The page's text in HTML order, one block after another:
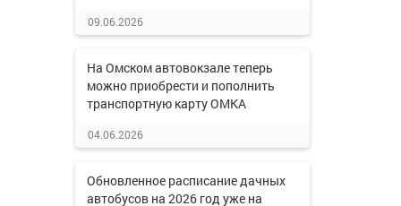
09.06.2026
На Омском автовокзале теперь
можно приобрести и пополнить
транспортную карту ОМКА
04.06.2026
Обновленное расписание дачных
автобусов на 2026 год уже на